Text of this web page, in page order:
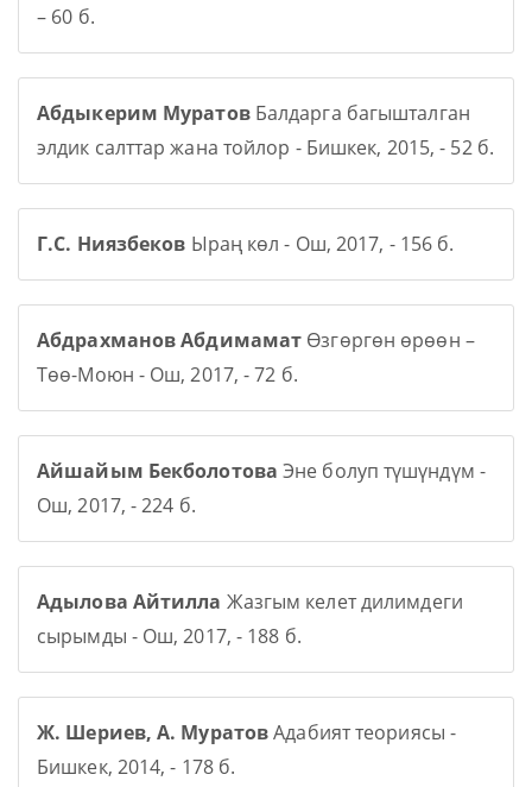
– 60 б.
Абдыкерим МуратовБалдарга багышталган
элдик салттар жана тойлор - Бишкек, 2015, - 52 б.
Г.С. Ниязбеков Ыраң көл - Ош, 2017, - 156 б.
Абдрахманов Абдимамат Өзгөргөн өрөөн –
Төө-Моюн - Ош, 2017, - 72 б.
Айшайым Бекболотова Эне болуп түшүндүм -
Ош, 2017, - 224 б.
Адылова Айтилла Жазгым келет дилимдеги
сырымды - Ош, 2017, - 188 б.
Ж. Шериев, А. МуратовАдабият теориясы -
Бишкек, 2014, - 178 б.